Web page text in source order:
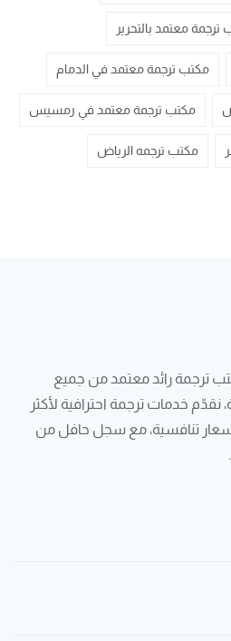
ترجمة معتمد بالتحرير
مكتب ترجمة معتمد في الدمام
مكتب ترجمة معتمد في رمسيس
مكتب ترجمه الرياض
ترجمة رائد معتمد من جميع
نقدّم خدمات ترجمة احترافية لأكثر
وبأسعار تنافسية، مع سجل حافل من